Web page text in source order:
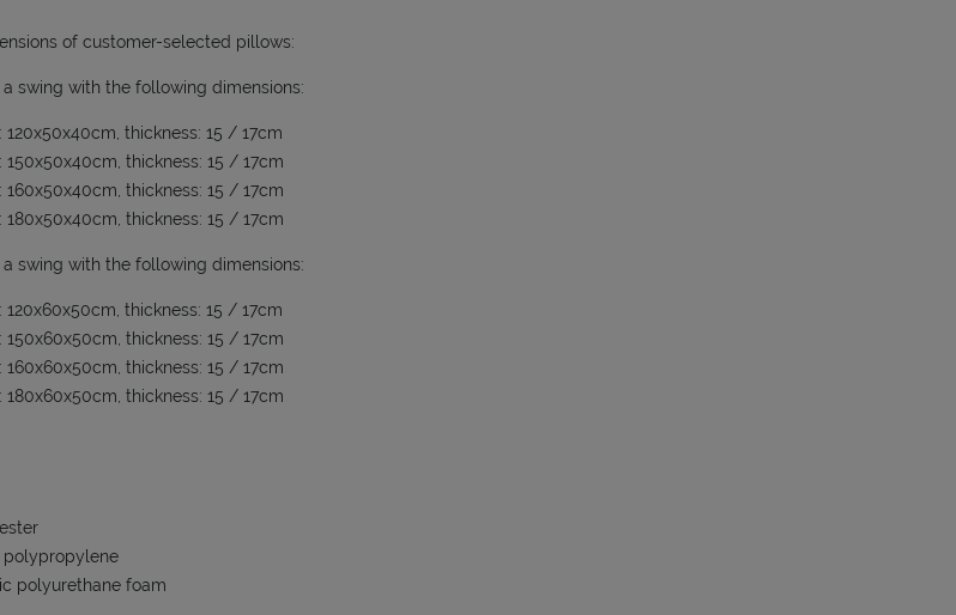
of customer-selected pillows:
swing with the following dimensions:
thickness: 15 / 17cm
thickness: 15 / 17cm
thickness: 15 / 17cm
thickness: 15 / 17cm
swing with the following dimensions:
thickness: 15 / 17cm
thickness: 15 / 17cm
thickness: 15 / 17cm
thickness: 15 / 17cm
polypropylene
polyurethane foam